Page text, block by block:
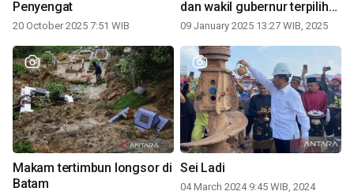
Penyengat
20 October 2025 7:51 WIB
dan wakil gubernur terpilih
periode 2025-2030
09 January 2025 13:27 WIB, 2025
Makam tertimbun longsor di
Batam
Sei Ladi
04 March 2024 9:45 WIB, 2024